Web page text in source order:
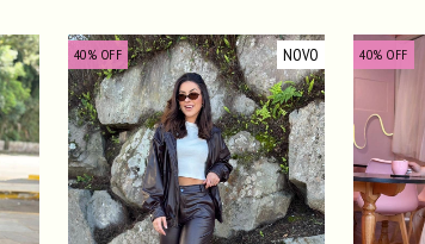
40% OFF NOVO 40%OFF